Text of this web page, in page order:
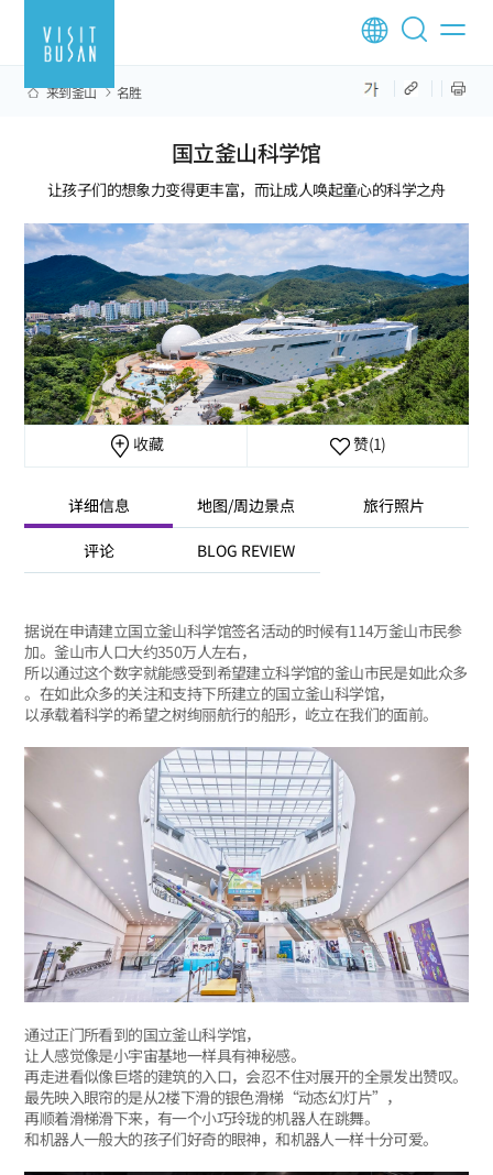
来到釜山 名胜
国立釜山科学馆
让孩子们的想象力变得更丰富，而让成人唤起童心的科学之舟
收藏 赞(1)
详细信息 地图/周边景点 旅行照片
评论 BLOG REVIEW
据说在申请建立国立釜山科学馆签名活动的时候有114万釜山市民参
加。釜山市人口大约350万人左右，
所以通过这个数字就能感受到希望建立科学馆的釜山市民是如此众多
。在如此众多的关注和支持下所建立的国立釜山科学馆，
以承载着科学的希望之树绚丽航行的船形，屹立在我们的面前。
通过正门所看到的国立釜山科学馆，
让人感觉像是小宇宙基地一样具有神秘感。
再走进看似像巨塔的建筑的入口，会忍不住对展开的全景发出赞叹。
最先映入眼帘的是从2楼下滑的银色滑梯“动态幻灯片”，
再顺着滑梯滑下来，有一个小巧玲珑的机器人在跳舞。
和机器人一般大的孩子们好奇的眼神，和机器人一样十分可爱。